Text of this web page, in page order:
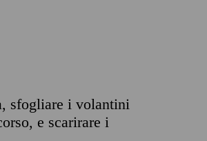
sfogliare i volantini
e scarirare i